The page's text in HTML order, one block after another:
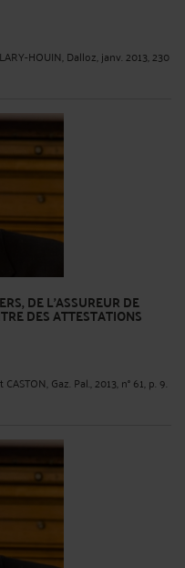
HOUIN, Dalloz, janv. 2013, 230
DE L'ASSUREUR DE
DES ATTESTATIONS
Gaz. Pal., 2013, n° 61, p. 9.